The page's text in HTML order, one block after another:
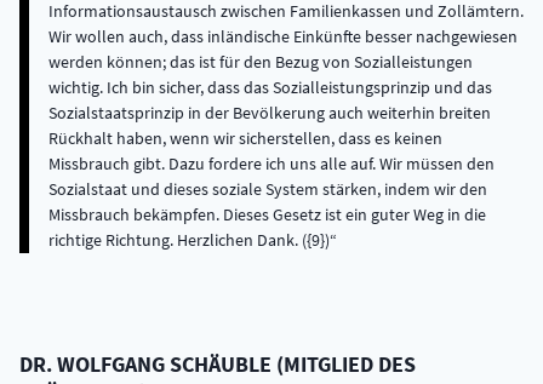
Informationsaustausch zwischen Familienkassen und Zollämtern.
Wir wollen auch, dass inländische Einkünfte besser nachgewiesen
werden können; das ist für den Bezug von Sozialleistungen
wichtig. Ich bin sicher, dass das Sozialleistungsprinzip und das
Sozialstaatsprinzip in der Bevölkerung auch weiterhin breiten
Rückhalt haben, wenn wir sicherstellen, dass es keinen
Missbrauch gibt. Dazu fordere ich uns alle auf. Wir müssen den
Sozialstaat und dieses soziale System stärken, indem wir den
Missbrauch bekämpfen. Dieses Gesetz ist ein guter Weg in die
richtige Richtung. Herzlichen Dank. ({9})
DR.WOLFGANGSCHÄUBLE (MITGLIED DES